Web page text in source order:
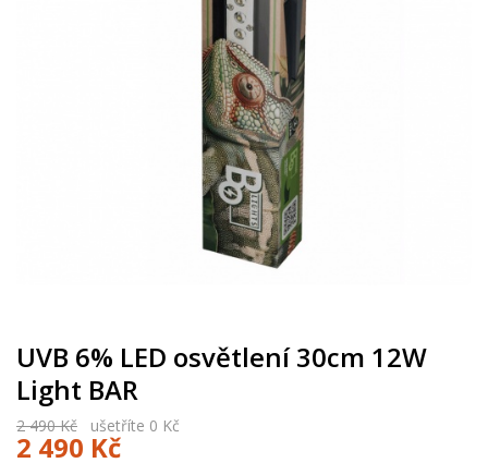
UVB 6% LED osvětlení 30cm 12W
Light BAR
2 490 Kč ušetříte 0 Kč
2 490 Kč